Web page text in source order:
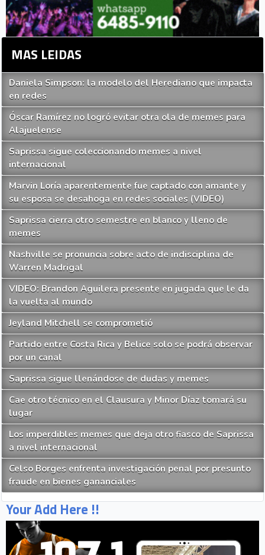
MAS LEIDAS
Daniela Simpson: la modelo del Herediano que impacta
en redes
Óscar Ramírez no logró evitar otra ola de memes para
Alajuelense
Saprissa sigue coleccionando memes a nivel
internacional
Marvin Loría aparentemente fue captado con amante y
su esposa se desahoga en redes sociales (VIDEO)
Saprissa cierra otro semestre en blanco y lleno de
memes
Nashville se pronuncia sobre acto de indisciplina de
Warren Madrigal
VIDEO: Brandon Aguilera presente en jugada que le da
la vuelta al mundo
Jeyland Mitchell se comprometió
Partido entre Costa Rica y Belice solo se podrá observar
por un canal
Saprissa sigue llenándose de dudas y memes
Cae otro técnico en el Clausura y Minor Díaz tomará su
lugar
Los imperdibles memes que deja otro fiasco de Saprissa
a nivel internacional
Celso Borges enfrenta investigación penal por presunto
fraude en bienes gananciales
Your Add Here !!